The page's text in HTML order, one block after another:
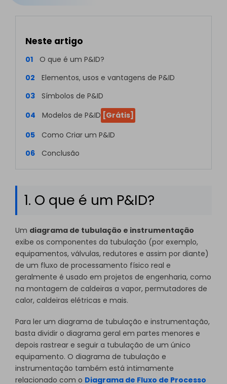
Neste artigo
01
O que é um P&ID?
02
Elementos, usos e vantagens de P&ID
03
Símbolos de P&ID
04
Modelos de P&ID [Grátis]
05
Como Criar um P&ID
06
Conclusão
1. O que é um P&ID?
Um diagrama de tubulação e instrumentação
exibe os componentes da tubulação (por exemplo,
equipamentos, válvulas, redutores e assim por diante)
de um fluxo de processamento físico real e
geralmente é usado em projetos de engenharia, como
na montagem de caldeiras a vapor, permutadores de
calor, caldeiras elétricas e mais.
Para ler um diagrama de tubulação e instrumentação,
basta dividir o diagrama geral em partes menores e
depois rastrear e seguir a tubulação de um único
equipamento. O diagrama de tubulação e
instrumentação também está intimamente
relacionado com o Diagrama de Fluxo de Processo